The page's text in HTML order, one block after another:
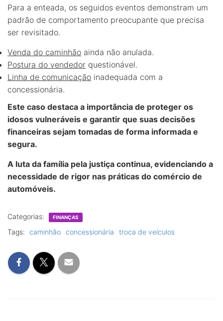
Para a enteada, os seguidos eventos demonstram um
padrão de comportamento preocupante que precisa
ser revisitado.
Venda do caminhão ainda não anulada.
Postura do vendedor questionável.
Linha de comunicação inadequada com a
concessionária.
Este caso destaca a importância de proteger os
idosos vulneráveis e garantir que suas decisões
financeiras sejam tomadas de forma informada e
segura.
A luta da família pela justiça continua, evidenciando a
necessidade de rigor nas práticas do comércio de
automóveis.
Categorias: FINANÇAS
Tags: caminhão concessionária troca de veículos